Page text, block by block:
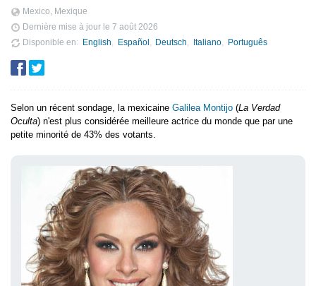
Mexico, Mexique
Dernière mise à jour le 7 août 2026
Disponible en
English Español Deutsch Italiano Português
Selon un récent sondage, la mexicaine Galilea Montijo (La Verdad
Oculta) n'est plus considérée meilleure actrice du monde que par une
petite minorité de 43% des votants.